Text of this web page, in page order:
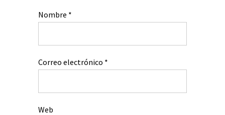
Nombre *
Correo electrónico *
Web